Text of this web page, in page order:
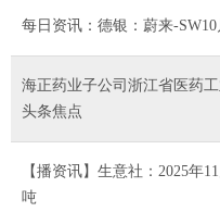
每日资讯：德银：蔚来-
海正药业子公司浙江省医药
头条焦点
【播资讯】生意社：2025年
吨